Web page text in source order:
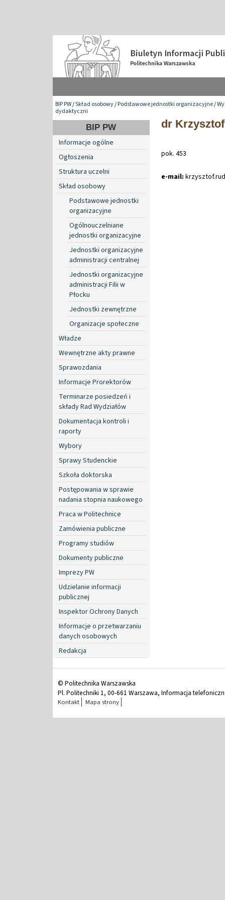
BIP PW/Skład osobowy/Podstawowe jednostki organizacyjne/
dydaktyczni
BIP PW
Informacje ogólne
Ogłoszenia
Struktura uczelni
Skład osobowy
Podstawowe jednostki
organizacyjne
Ogólnouczelniane
jednostki organizacyjne
Jednostki organizacyjne
administracji centralnej
Jednostki organizacyjne
administracji Filii w
Płocku
Jednostki zewnętrzne
Organizacje społeczne
Władze
Wewnętrzne akty prawne
Sprawozdania
Informacje Prorektorów
Terminarze posiedzeń i
składy Rad Wydziałów
Dokumentacja kontroli i
raporty
Wybory
Sprawy Studenckie
Szkoła doktorska
Postępowania w sprawie
nadania stopnia naukowego
Praca w Politechnice
Zamówienia publiczne
Programy studiów
Dokumenty publiczne
Imprezy PW
Udzielanie informacji
publicznej
Inspektor Ochrony Danych
Informacje o przetwarzaniu
danych osobowych
Redakcja
dr
pok. 453
e-mail: krzysztof.
© Politechnika Warszawska
Pl. Politechniki 1, 00-661 Warszawa, Informacja
Kontakt Mapa strony